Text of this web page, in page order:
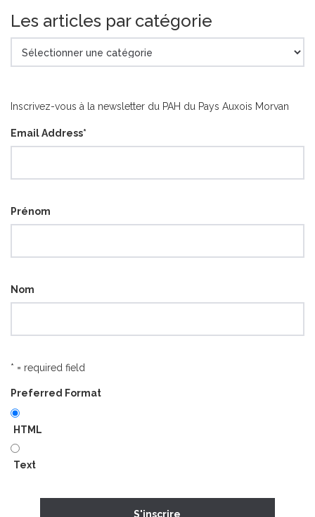
Les articles par catégorie
articles
Inscrivez-vous à la newsletter du PAH du Pays Auxois Morvan
Email Address*
Prénom
Nom
* = required field
Preferred Format
HTML
Text